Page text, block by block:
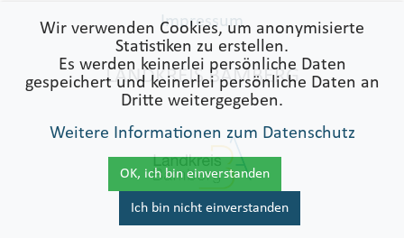
Wir verwenden Cookies, um anonymisierte
Statistiken zu erstellen.
Es werden keinerlei persönliche Daten
gespeichert und keinerlei persönliche Daten an
Dritte weitergegeben.
Weitere Informationen zum Datenschutz
OK, ich bin einverstanden
Ich bin nicht einverstanden
Impressum
LANDKREIS BAMBERG